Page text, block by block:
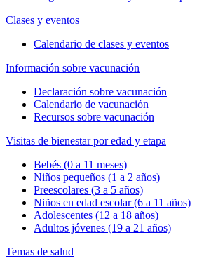
Clases y eventos
Calendario de clases y eventos
Información sobre vacunación
Declaración sobre vacunación
Calendario de vacunación
Recursos sobre vacunación
Visitas de bienestar por edad y etapa
Bebés (0 a 11 meses)
Niños pequeños (1 a 2 años)
Preescolares (3 a 5 años)
Niños en edad escolar (6 a 11 años)
Adolescentes (12 a 18 años)
Adultos jóvenes (19 a 21 años)
Temas de salud